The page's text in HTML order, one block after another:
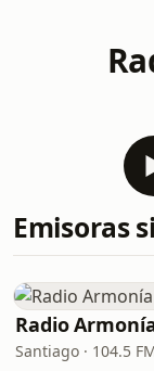
Emisoras
Radio
Santiago · 104.5